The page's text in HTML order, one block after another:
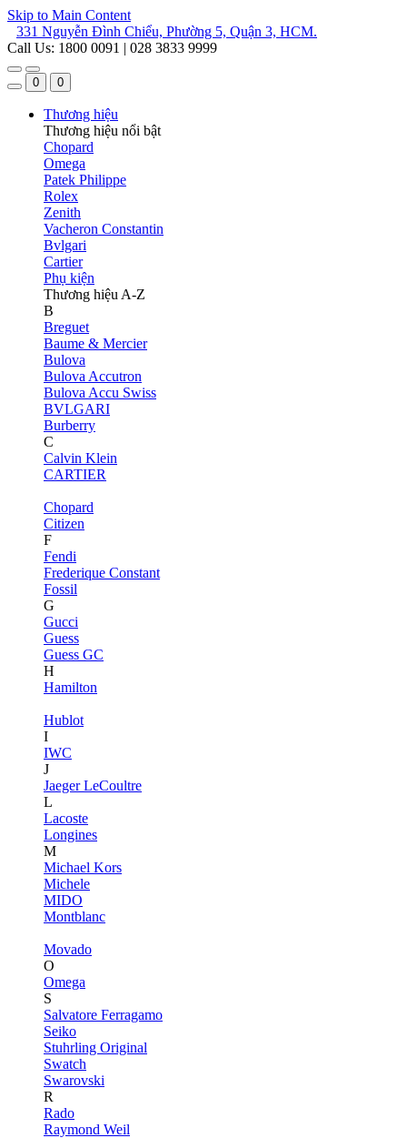
Skip to Main Content
331 Nguyễn Đình Chiểu, Phường 5, Quận 3, HCM.
Call Us: 1800 0091 | 028 3833 9999
0 0
Thương hiệu
Thương hiệu nổi bật
Chopard
Omega
Patek Philippe
Rolex
Zenith
Vacheron Constantin
Bvlgari
Cartier
Phụ kiện
Thương hiệu A-Z
B
Breguet
Baume & Mercier
Bulova
Bulova Accutron
Bulova Accu Swiss
BVLGARI
Burberry
C
Calvin Klein
CARTIER
Chopard
Citizen
F
Fendi
Frederique Constant
Fossil
G
Gucci
Guess
Guess GC
H
Hamilton
Hublot
I
IWC
J
Jaeger LeCoultre
L
Lacoste
Longines
M
Michael Kors
Michele
MIDO
Montblanc
Movado
O
Omega
S
Salvatore Ferragamo
Seiko
Stuhrling Original
Swatch
Swarovski
R
Rado
Raymond Weil